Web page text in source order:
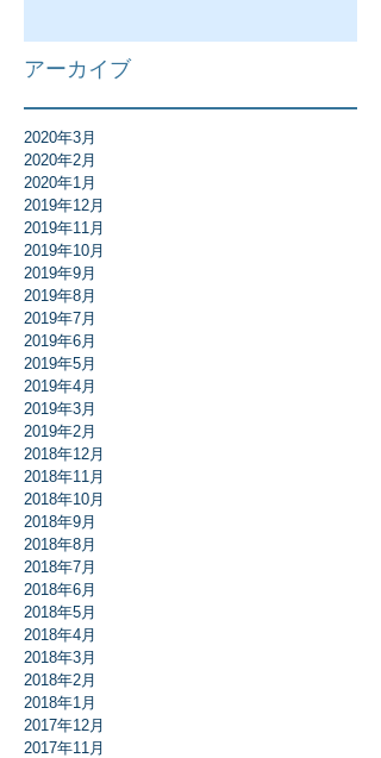
アーカイブ
2020年3月
2020年2月
2020年1月
2019年12月
2019年11月
2019年10月
2019年9月
2019年8月
2019年7月
2019年6月
2019年5月
2019年4月
2019年3月
2019年2月
2018年12月
2018年11月
2018年10月
2018年9月
2018年8月
2018年7月
2018年6月
2018年5月
2018年4月
2018年3月
2018年2月
2018年1月
2017年12月
2017年11月